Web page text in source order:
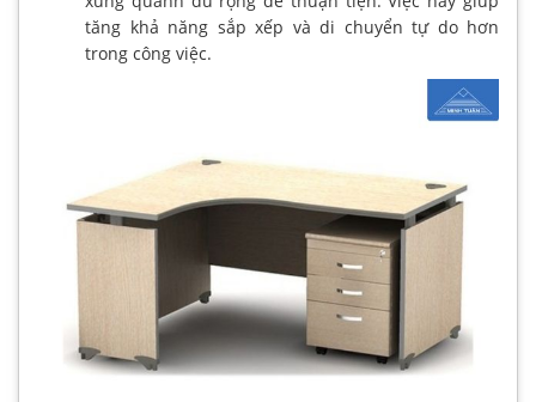
tăng khả năng sắp xếp và di chuyển tự do hơn
trong công việc.